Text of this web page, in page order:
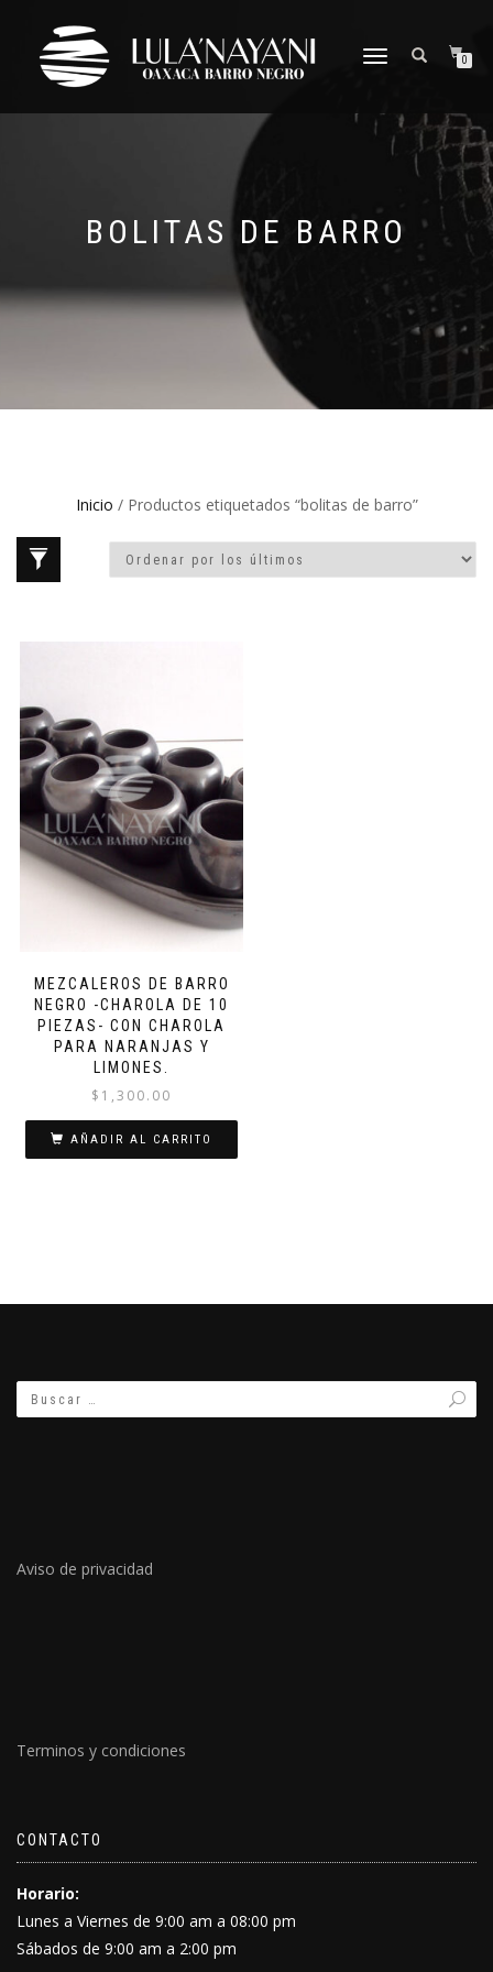
CAMBIAR
0
BOLITAS DE BARRO
Inicio / Productos etiquetados “bolitas de barro”
MEZCALEROS DE BARRO
NEGRO -CHAROLA DE 10
PIEZAS- CON CHAROLA
PARA NARANJAS Y
LIMONES.
$ 1,300.00
AÑADIR AL CARRITO
Aviso de privacidad
Terminos y condiciones
CONTACTO
Horario:
Lunes a Viernes de 9:00 am a 08:00 pm
Sábados de 9:00 am a 2:00 pm